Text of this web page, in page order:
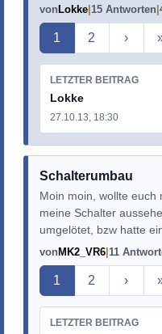
von Lokke 15 Antworten
Aktuelle Seite
1 2 ›
LETZTER BEITRAG
Lokke
27.10.13, 18:30
Schalterumbau
Moin moin, wollte euch
meine Schalter
umgelötet, bzw hatte
vonMK2_VR6 11
Aktuelle Seite
1 2 ›
LETZTER BEITRAG